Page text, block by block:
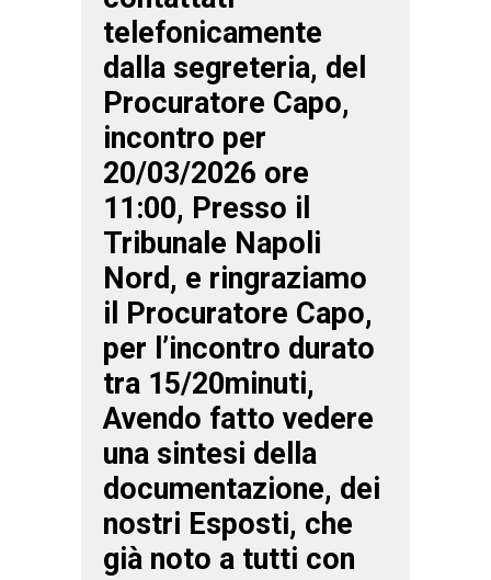
telefonicamente
dalla segreteria, del
Procuratore Capo,
incontro per
20/03/2026 ore
11:00, Presso il
Tribunale Napoli
Nord, e ringraziamo
il Procuratore Capo,
per l’incontro durato
tra 15/20minuti,
Avendo fatto vedere
una sintesi della
documentazione, dei
nostri Esposti, che
già noto a tutti con